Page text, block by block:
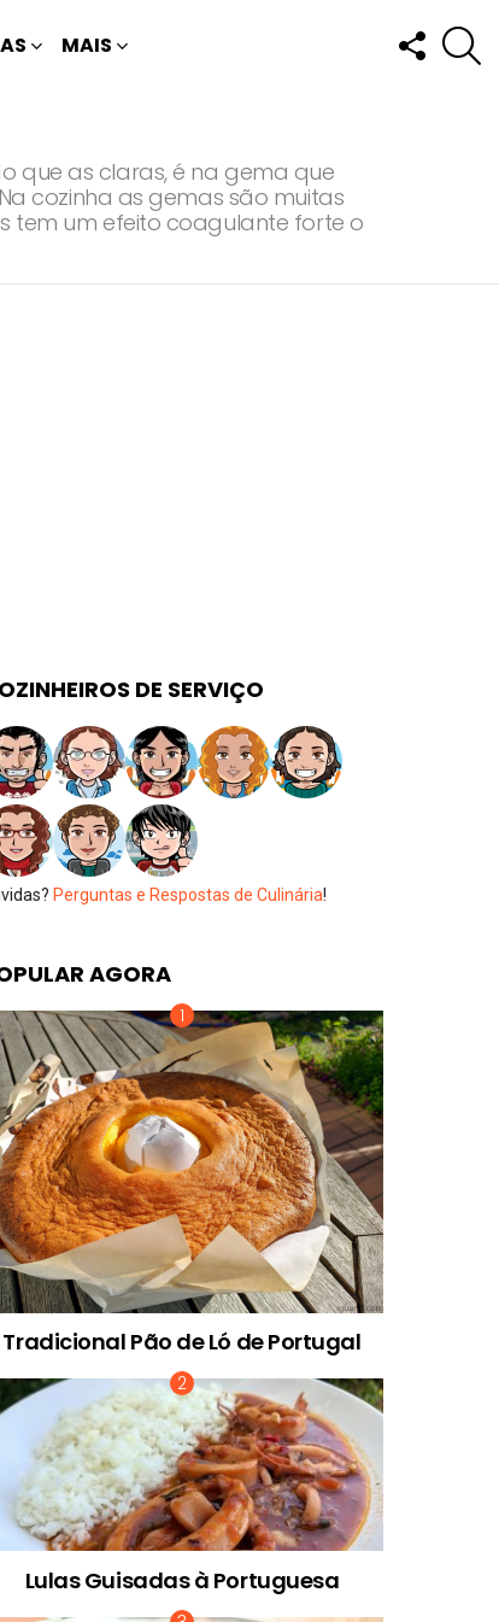
MAIS
FOLLOW
US
que as claras, é na gema que
cozinha as gemas são muitas
tem um efeito coagulante forte o
DE SERVIÇO
Perguntas e Respostas de Culinária!
AGORA
Tradicional Pão de Ló de Portugal
Lulas Guisadas à Portuguesa